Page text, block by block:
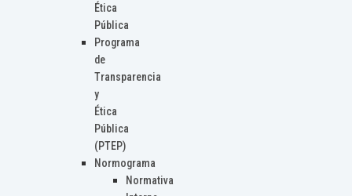
Ética
Pública
Programa
de
Transparencia
y
Ética
Pública
(PTEP)
Normograma
Normativa